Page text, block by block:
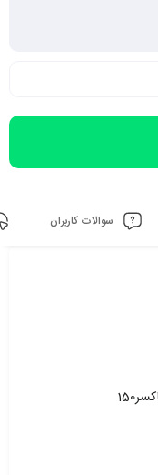
سوالات کاربران